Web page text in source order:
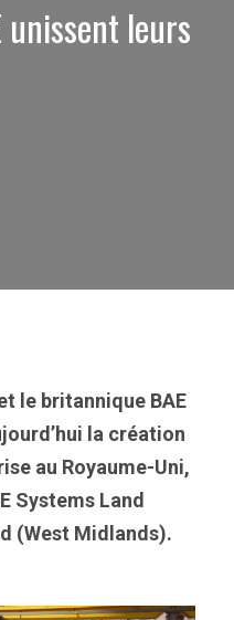
unissent leurs
le britannique BAE
la création
au Royaume-Uni,
Systems Land
(West Midlands).